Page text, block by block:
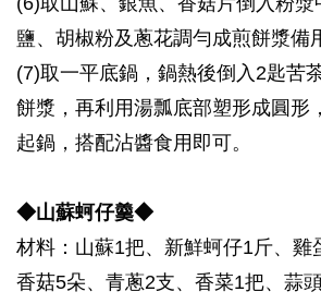
鹽、胡椒粉及蔥花調勻成煎餅漿備
(7)取一平底鍋，鍋熱後倒入2匙苦
餅漿，再利用湯瓢底部塑形成圓形
起鍋，搭配沾醬食用即可。
◆山蘇蚵仔羹◆
材料：山蘇1把、新鮮蚵仔1斤、雞
香菇5朵、青蔥2支、香菜1把、蒜